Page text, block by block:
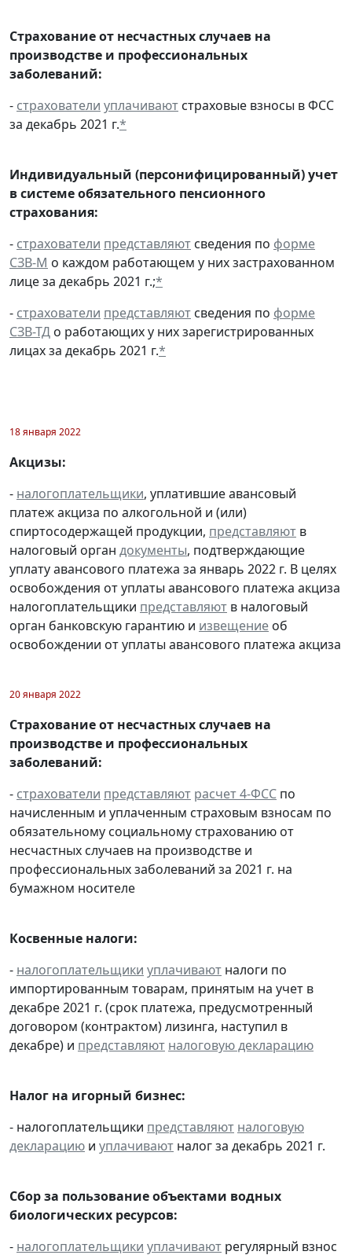
Страхование от несчастных случаев на
производстве и профессиональных
заболеваний:
- страхователи уплачивают страховые взносы в ФСС
за декабрь 2021 г.*
Индивидуальный (персонифицированный) учет
в системе обязательного пенсионного
страхования:
- страхователи представляют сведения по форме
СЗВ-М о каждом работающем у них застрахованном
лице за декабрь 2021 г.;*
- страхователи представляют сведения по форме
СЗВ-ТД о работающих у них зарегистрированных
лицах за декабрь 2021 г.*
18 января 2022
Акцизы:
- налогоплательщики, уплатившие авансовый
платеж акциза по алкогольной и (или)
спиртосодержащей продукции, представляют в
налоговый орган документы, подтверждающие
уплату авансового платежа за январь 2022 г. В целях
освобождения от уплаты авансового платежа акциза
налогоплательщики представляют в налоговый
орган банковскую гарантию и извещение об
освобождении от уплаты авансового платежа акциза
20 января 2022
Страхование от несчастных случаев на
производстве и профессиональных
заболеваний:
- страхователи представляют расчет 4-ФСС по
начисленным и уплаченным страховым взносам по
обязательному социальному страхованию от
несчастных случаев на производстве и
профессиональных заболеваний за 2021 г. на
бумажном носителе
Косвенные налоги:
- налогоплательщики уплачивают налоги по
импортированным товарам, принятым на учет в
декабре 2021 г. (срок платежа, предусмотренный
договором (контрактом) лизинга, наступил в
декабре) и представляют налоговую декларацию
Налог на игорный бизнес:
- налогоплательщики представляют налоговую
декларацию и уплачивают налог за декабрь 2021 г.
Сбор за пользование объектами водных
биологических ресурсов:
- налогоплательщики уплачивают регулярный взнос